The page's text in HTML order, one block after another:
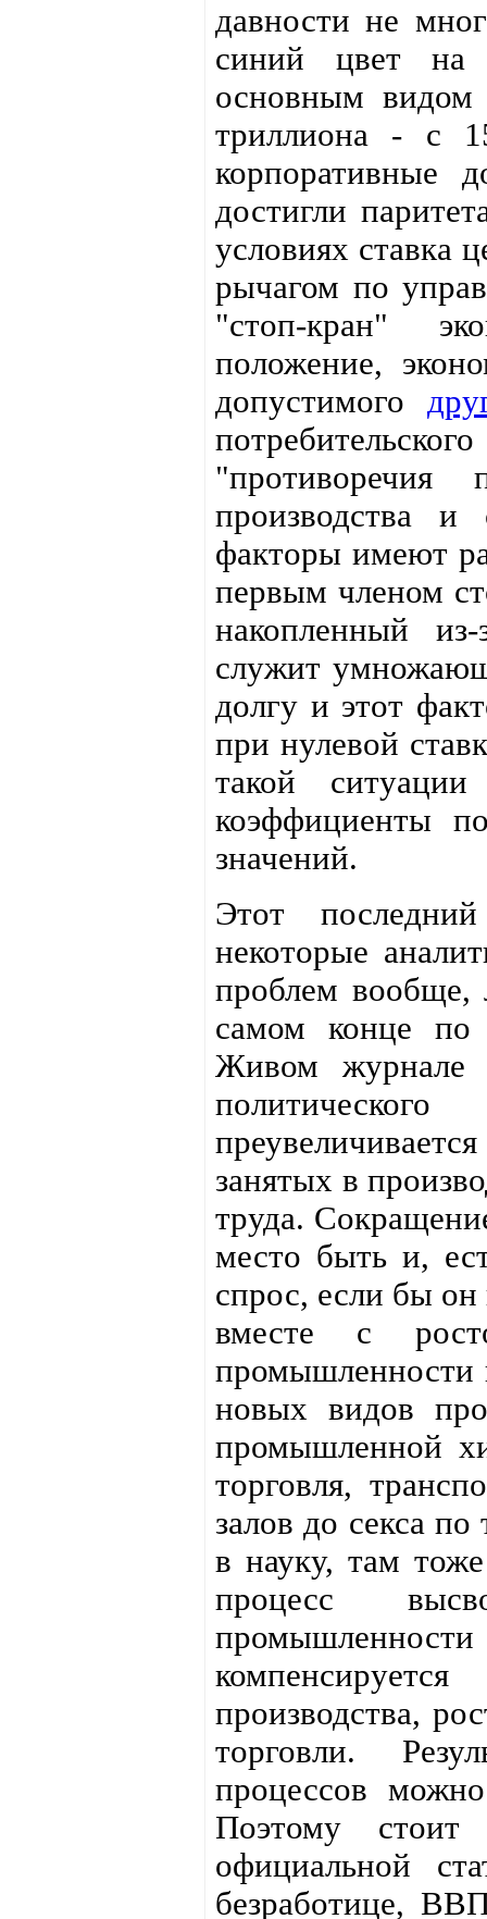
давности не
синий цвет на
основным видом
триллиона - с
достигли
условиях ставка
рычагом по
"стоп-кран"
положение,
допустимого
"противоречия
производства
факторы имеют
первым членом
накопленный
служит
долгу и этот
при нулевой
такой
коэффициенты
значений.
Этот
некоторые
проблем вообще,
самом конце
Живом журнале
занятых в
труда.
место быть и,
спрос, если бы
вместе с
промышленности
новых видов
промышленной
торговля,
залов до секса
в науку, там
процесс
производства,
торговли.
процессов
Поэтому стоит
официальной
безработице,